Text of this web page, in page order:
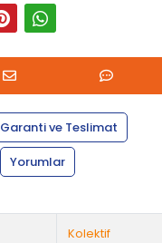
Garanti ve Teslimat
Yorumlar
Kolektif